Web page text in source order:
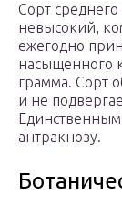
Сорт среднего
невысокий,
ежегодно
насыщенного
грамма. Сорт
и не
Единственным
антракнозу.